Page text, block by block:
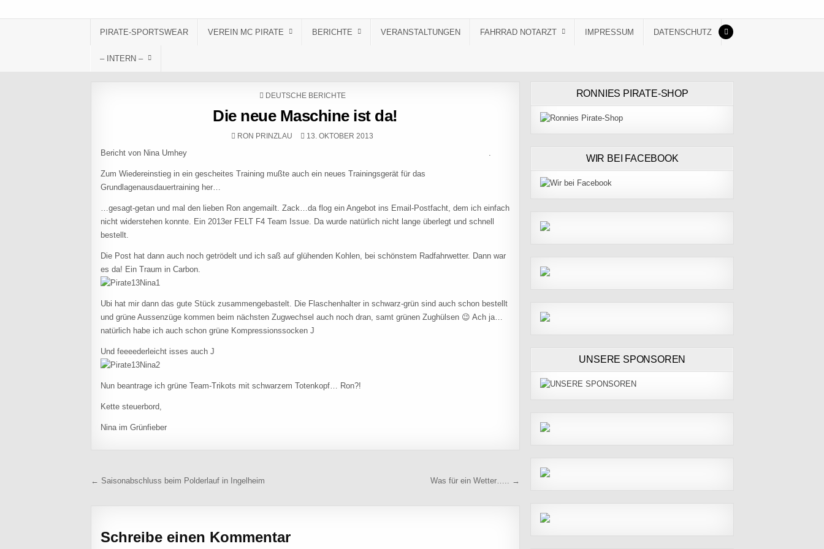
PIRATE-SPORTSWEAR VEREIN MC PIRATE BERICHTE VERANSTALTUNGEN FAHRRAD NOTARZT IMPRESSUM DATENSCHUTZ
– INTERN –
POSTED IN
DEUTSCHE BERICHTE
Die neue Maschine ist da!
AUTHOR:
RON PRINZLAU PUBLISHED DATE:
13. OKTOBER 2013
Bericht von Nina Umhey .
Zum Wiedereinstieg in ein gescheites Training mußte auch ein neues Trainingsgerät für das
Grundlagenausdauertraining her…
…gesagt-getan und mal den lieben Ron angemailt. Zack…da flog ein Angebot ins Email-Postfacht, dem ich einfach
nicht widerstehen konnte. Ein 2013er FELT F4 Team Issue. Da wurde natürlich nicht lange überlegt und schnell
bestellt.
Die Post hat dann auch noch getrödelt und ich saß auf glühenden Kohlen, bei schönstem Radfahrwetter. Dann war
es da! Ein Traum in Carbon.
Ubi hat mir dann das gute Stück zusammengebastelt. Die Flaschenhalter in schwarz-grün sind auch schon bestellt
und grüne Aussenzüge kommen beim nächsten Zugwechsel auch noch dran, samt grünen Zughülsen 😉 Ach ja…
natürlich habe ich auch schon grüne Kompressionssocken J
Und feeeederleicht isses auch J
Nun beantrage ich grüne Team-Trikots mit schwarzem Totenkopf… Ron?!
Kette steuerbord,
Nina im Grünfieber
Beitragsnavigation
← Saisonabschluss beim Polderlauf in Ingelheim Was für ein Wetter….. →
Schreibe einen Kommentar
RONNIES PIRATE-SHOP
WIR BEI FACEBOOK
UNSERE SPONSOREN